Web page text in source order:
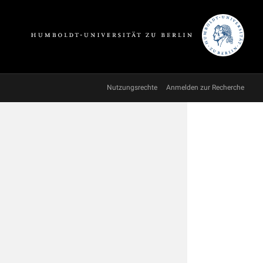
Nutzungsrechte Anmelden zur Recherche